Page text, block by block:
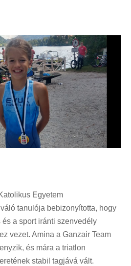
Egyetem
tanulója bebizonyította, hogy
a sport iránti szenvedély
vezet. Amina a Ganzair Team
és mára a triatlon
stabil tagjává vált.